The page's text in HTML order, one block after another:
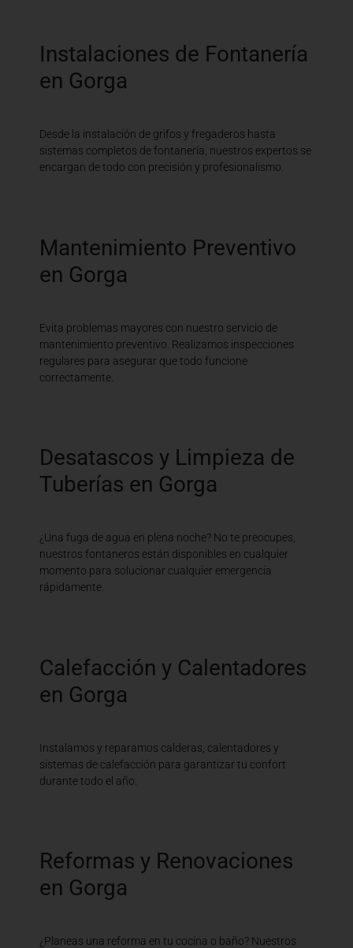
Instalaciones de Fontanería
en Gorga
Desde la instalación de grifos y fregaderos hasta
sistemas completos de fontanería, nuestros expertos se
encargan de todo con precisión y profesionalismo.
Mantenimiento Preventivo
en Gorga
Evita problemas mayores con nuestro servicio de
mantenimiento preventivo. Realizamos inspecciones
regulares para asegurar que todo funcione
correctamente.
Desatascos y Limpieza de
Tuberías en Gorga
¿Una fuga de agua en plena noche? No te preocupes,
nuestros fontaneros están disponibles en cualquier
momento para solucionar cualquier emergencia
rápidamente.
Calefacción y Calentadores
en Gorga
Instalamos y reparamos calderas, calentadores y
sistemas de calefacción para garantizar tu confort
durante todo el año.
Reformas y Renovaciones
en Gorga
¿Planeas una reforma en tu cocina o baño? Nuestros